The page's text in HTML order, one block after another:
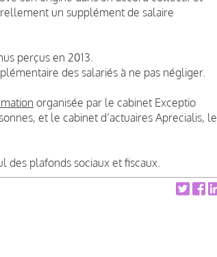
un supplément de salaire
perçus en 2013.
des salariés à ne pas négliger.
organisée par le cabinet Exceptio
et le cabinet d’actuaires Aprecialis, le
plafonds sociaux et fiscaux.